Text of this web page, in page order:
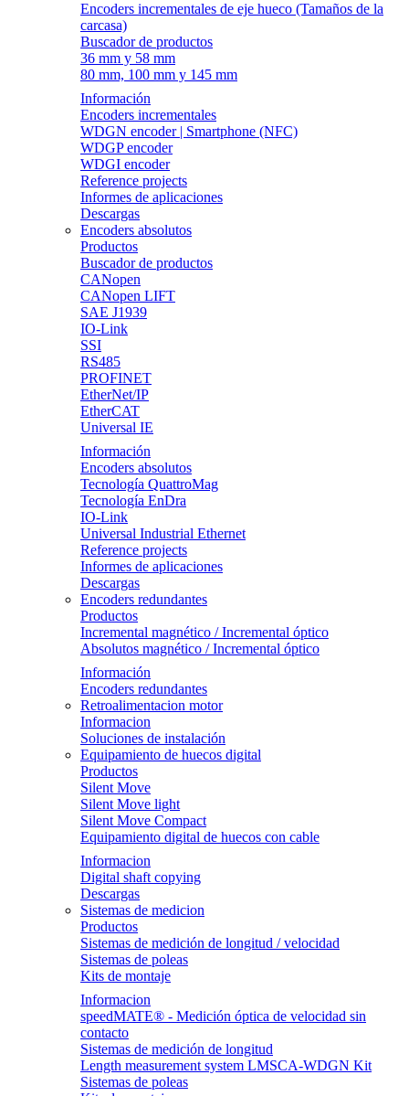
Encoders incrementales de eje hueco (Tamaños de la
carcasa)
Buscador de productos
36 mm y 58 mm
80 mm, 100 mm y 145 mm
Información
Encoders incrementales
WDGN encoder | Smartphone (NFC)
WDGP encoder
WDGI encoder
Reference projects
Informes de aplicaciones
Descargas
Encoders absolutos
Productos
Buscador de productos
CANopen
CANopen LIFT
SAE J1939
IO-Link
SSI
RS485
PROFINET
EtherNet/IP
EtherCAT
Universal IE
Información
Encoders absolutos
Tecnología QuattroMag
Tecnología EnDra
IO-Link
Universal Industrial Ethernet
Reference projects
Informes de aplicaciones
Descargas
Encoders redundantes
Productos
Incremental magnético / Incremental óptico
Absolutos magnético / Incremental óptico
Información
Encoders redundantes
Retroalimentacion motor
Informacion
Soluciones de instalación
Equipamiento de huecos digital
Productos
Silent Move
Silent Move light
Silent Move Compact
Equipamiento digital de huecos con cable
Informacion
Digital shaft copying
Descargas
Sistemas de medicion
Productos
Sistemas de medición de longitud / velocidad
Sistemas de poleas
Kits de montaje
Informacion
speedMATE® - Medición óptica de velocidad sin
contacto
Sistemas de medición de longitud
Length measurement system LMSCA-WDGN Kit
Sistemas de poleas